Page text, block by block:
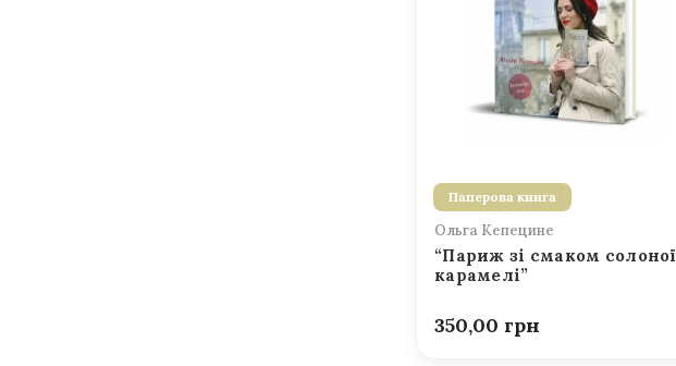
Паперова книга
Ольга Кепецине
“Париж зі смаком солоної
карамелі”
350,00